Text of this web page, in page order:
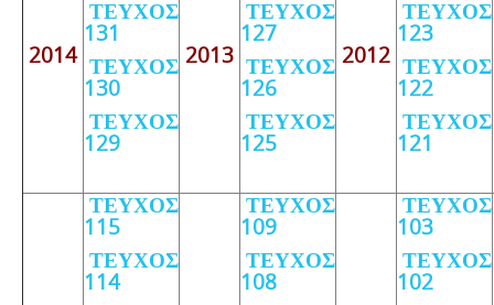
2014
ΤΕΥΧΟΣ
131
ΤΕΥΧΟΣ
130
ΤΕΥΧΟΣ
129
2013
ΤΕΥΧΟΣ
127
ΤΕΥΧΟΣ
126
ΤΕΥΧΟΣ
125
2012
ΤΕΥΧΟΣ
123
ΤΕΥΧΟΣ
122
ΤΕΥΧΟΣ
121
ΤΕΥΧΟΣ
115
ΤΕΥΧΟΣ
114
ΤΕΥΧΟΣ
109
ΤΕΥΧΟΣ
108
ΤΕΥΧΟΣ
103
ΤΕΥΧΟΣ
102